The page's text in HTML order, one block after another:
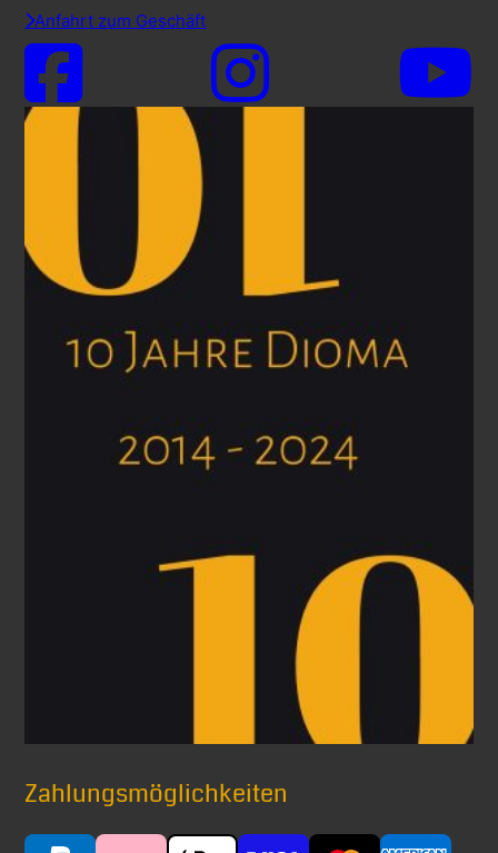
Anfahrt zum Geschäft
Zahlungsmöglichkeiten